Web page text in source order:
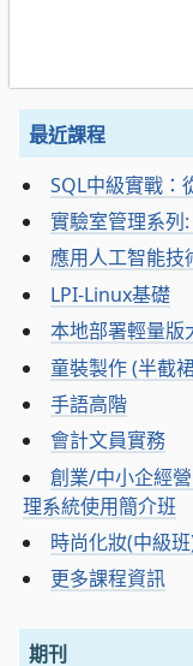
最近課程
SQL中級實戰：
實驗室管理系列
應用人工智能技
LPI-Linux基礎
本地部署輕量版
童裝製作 (半截
手語高階
會計文員實務
創業/中小企經
理系統使用簡介班
時尚化妝(中級
更多課程資訊
期刊